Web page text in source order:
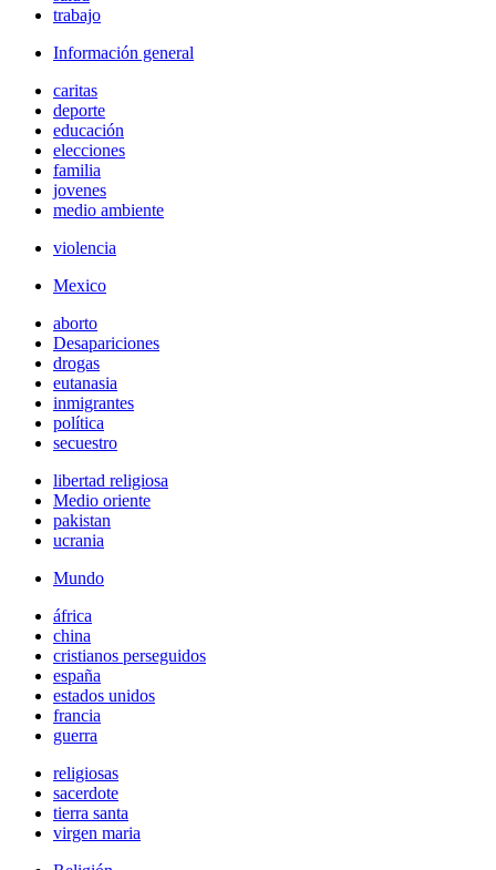
trabajo
Información general
caritas
deporte
educación
elecciones
familia
jovenes
medio ambiente
violencia
Mexico
aborto
Desapariciones
drogas
eutanasia
inmigrantes
política
secuestro
libertad religiosa
Medio oriente
pakistan
ucrania
Mundo
áfrica
china
cristianos perseguidos
españa
estados unidos
francia
guerra
religiosas
sacerdote
tierra santa
virgen maria